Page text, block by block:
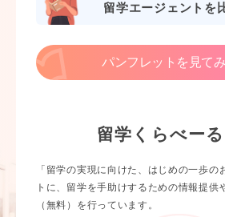
留学エージェントを
パンフレットを見てみ
留学くらべー
「留学の実現に向けた、はじめの一歩
トに、留学を手助けするための情報提供
（無料）を行っています。